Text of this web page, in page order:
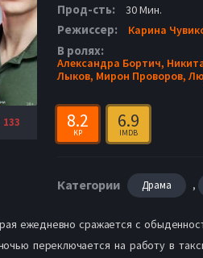
133
Прод-сть: 30 Мин.
Режиссер: Карина
В ролях:
Александра Бортич,
Лыков, Мирон Проворов,
8.2
KP
6.9
IMDB
Категории Драма ,
ежедневно сражается с
переключается на работу в